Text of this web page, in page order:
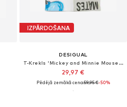
IZPĀRDOŠANA
DESIGUAL
T-Krekls 'Mickey and Minnie Mouse™ kiss'
29,97 €
Pēdējā zemākā cena:59,95 €-50%